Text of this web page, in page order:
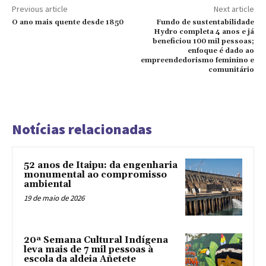
Previous article
O ano mais quente desde 1850
Next article
Fundo de sustentabilidade
Hydro completa 4 anos e já
beneficiou 100 mil pessoas;
enfoque é dado ao
empreendedorismo feminino e
comunitário
Notícias relacionadas
52 anos de Itaipu: da engenharia
monumental ao compromisso
ambiental
19 de maio de 2026
20ª Semana Cultural Indígena
leva mais de 7 mil pessoas à
escola da aldeia Añetete